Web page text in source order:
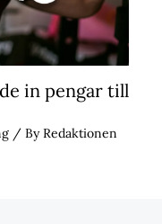
in pengar till
/ ByRedaktionen